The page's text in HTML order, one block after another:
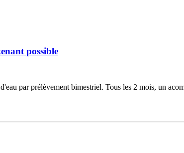
possible
par prélèvement bimestriel. Tous les 2 mois, un